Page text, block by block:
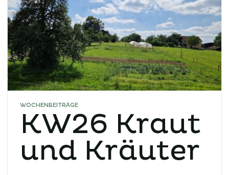
WOCHENBEITRÄGE
KW26 Kraut
und Kräuter